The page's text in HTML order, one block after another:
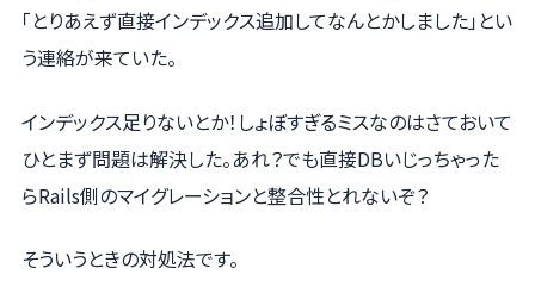
「とりあえず直接インデックス追加してなんとかしました」とい
う連絡が来ていた。
インデックス足りないとか！しょぼすぎるミスなのはさておいて
ひとまず問題は解決した。あれ？でも直接DBいじっちゃった
らRails側のマイグレーションと整合性とれないぞ？
そういうときの対処法です。